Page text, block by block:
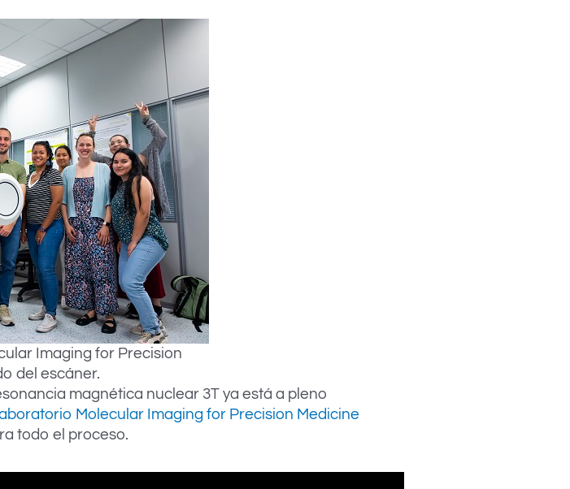
Imaging for Precision
del escáner.
magnética nuclear 3T ya está a pleno
Molecular Imaging for Precision Medicine
todo el proceso.